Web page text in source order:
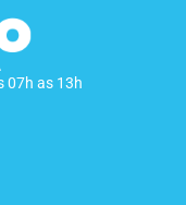
07h as 13h